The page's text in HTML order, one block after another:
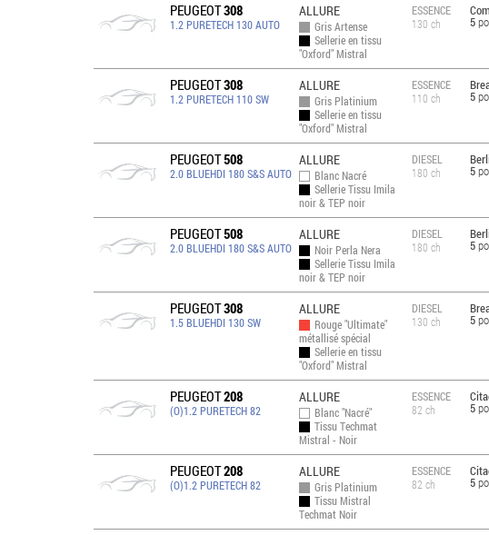
PEUGEOT308
1.2 PURETECH 130 AUTO
ALLURE
Gris Artense
Sellerie en tissu
"Oxford" Mistral
ESSENCE
130 ch
5
PEUGEOT308
1.2 PURETECH 110 SW
ALLURE
Gris Platinium
Sellerie en tissu
"Oxford" Mistral
ESSENCE
110 ch
5
PEUGEOT508
2.0 BLUEHDI 180 S&S AUTO
ALLURE
Blanc Nacré
Sellerie Tissu Imila
noir & TEP noir
DIESEL
180 ch
5
PEUGEOT508
2.0 BLUEHDI 180 S&S AUTO
ALLURE
Noir Perla Nera
Sellerie Tissu Imila
noir & TEP noir
DIESEL
180 ch
5
PEUGEOT308
1.5 BLUEHDI 130 SW
ALLURE
Rouge "Ultimate"
métallisé spécial
Sellerie en tissu
"Oxford" Mistral
DIESEL
130 ch
5
PEUGEOT208
(O)1.2 PURETECH 82
ALLURE
Blanc "Nacré"
Tissu Techmat
Mistral - Noir
ESSENCE
82 ch
5
PEUGEOT208
(O)1.2 PURETECH 82
ALLURE
Gris Platinium
Tissu Mistral
Techmat Noir
ESSENCE
82 ch
5